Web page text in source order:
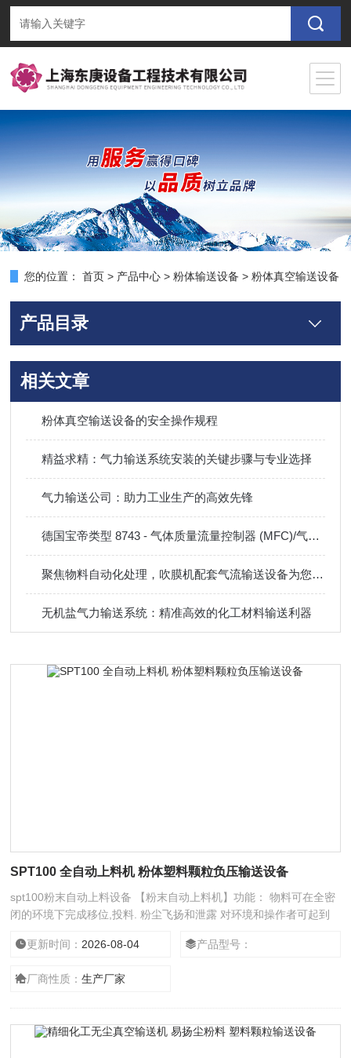
您的位置： 首页 > 产品中心 >粉体输送设备 >粉体真空输送设备
产品目录
相关文章
粉体真空输送设备的安全操作规程
精益求精：气力输送系统安装的关键步骤与专业选择
气力输送公司：助力工业生产的高效先锋
德国宝帝类型 8743 - 气体质量流量控制器 (MFC)/气体质量流量计 (MFM)
聚焦物料自动化处理，吹膜机配套气流输送设备为您解决难题
无机盐气力输送系统：精准高效的化工材料输送利器
SPT100 全自动上料机 粉体塑料颗粒负压输送设备
spt100粉末自动上料设备 【粉末自动上料机】功能： 物料可在全密
闭的环境下完成移位,投料. 粉尘飞扬和泄露 对环境和操作者可起到
捷方便.
更新时间： 2026-08-04 产品型号：
厂商性质：生产厂家